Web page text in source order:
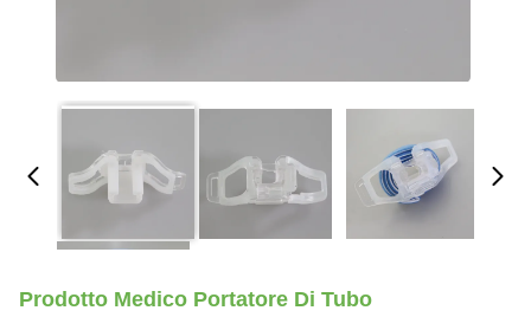
Prodotto Medico Portatore Di Tubo